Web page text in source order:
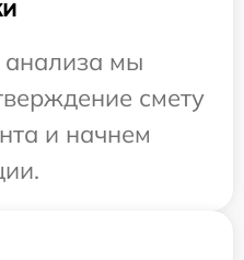
анализа мы
смету
и начнем